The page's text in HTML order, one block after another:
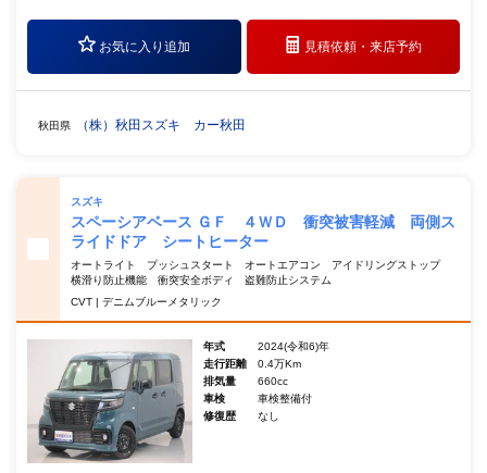
お気に入り追加 見積依頼・来店予約
秋田県 （株）秋田スズキ カー秋田
スズキ
スペーシアベース ＧＦ ４ＷＤ 衝突被害軽減 両側ス
ライドドア シートヒーター
オートライト プッシュスタート オートエアコン アイドリングストップ
横滑り防止機能 衝突安全ボディ 盗難防止システム
CVT | デニムブルーメタリック
年式
2024(令和6)年
走行距離
0.4万Km
排気量
660cc
車検
車検整備付
修復歴
なし